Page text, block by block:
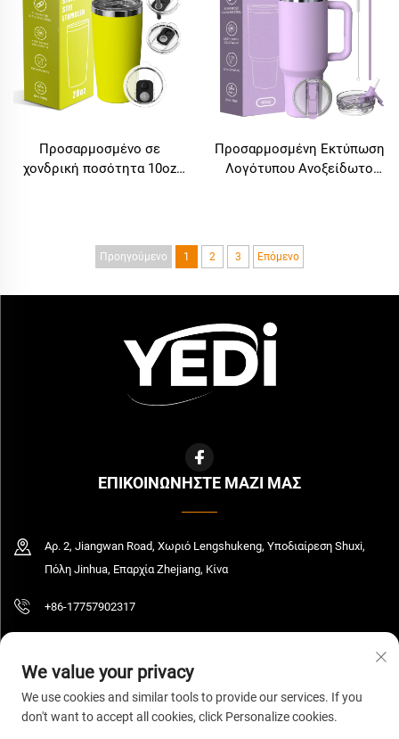
Λογότυπο, Λαβή, Άγκιστρο
με καλαμάκι
Προσαρμοσμένο σε
χονδρική ποσότητα 10oz
ανοξείδωτο ατσάλι, κούπα
ταξιδίου
Προσαρμοσμένη Εκτύπωση
Λογότυπου Ανοξείδωτο
με Λαβή και Άγκιστρο για
Καθημερινή Ζωή
Προηγούμενο 1 2 3 Επόμενο
ΕΠΙΚΟΙΝΩΝΗΣΤΕ ΜΑΖΙ ΜΑΣ
Αρ. 2, Jiangwan Road, Χωριό Lengshukeng, Υποδιαίρεση Shuxi,
Πόλη Jinhua, Επαρχία Zhejiang, Κίνα
+86-17757902317
Πνευματικά δικαιώματα © 2026 Zhejiang Yedi Industry And Trade Co., Ltd. Με
We value your privacy
We use cookies and similar tools to provide our services. If you
don't want to accept all cookies, click Personalize cookies.